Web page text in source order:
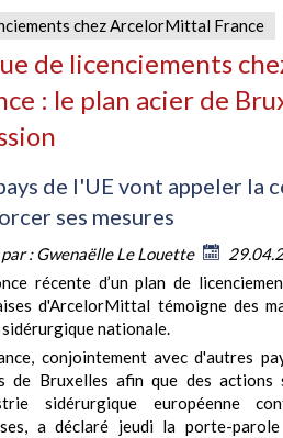
chez ArcelorMittal France
de licenciements
: le plan acier de
de l'UE vont appeler la
ses mesures
:Gwenaëlle Le Louette
récente d’un plan de
d'ArcelorMittal témoigne des
nationale.
conjointement avec d'autres
de Bruxelles afin que des actions
sidérurgique européenne
a déclaré jeudi la porte-